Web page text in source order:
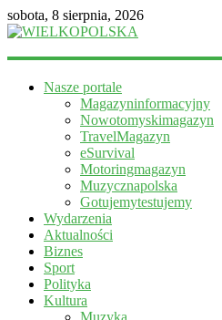
sobota, 8 sierpnia, 2026
WIELKOPOLSKA
informacyjny
Nasze portale
Magazyninformacyjny
Nowotomyskimagazyn
TravelMagazyn
eSurvival
Motoringmagazyn
Muzycznapolska
Gotujemytestujemy
Wydarzenia
Aktualności
Biznes
Sport
Polityka
Kultura